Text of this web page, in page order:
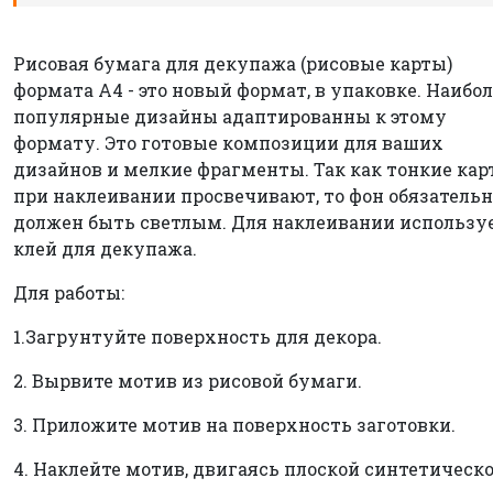
Рисовая бумага для декупажа (рисовые карты)
формата А4 - это новый формат, в упаковке.
популярные дизайны адаптированны к этому
формату. Это готовые композиции для ваших
дизайнов и мелкие фрагменты. Так как тонкие
при наклеивании просвечивают, то фон
должен быть светлым. Для наклеивании
клей для декупажа.
Для работы:
1.Загрунтуйте поверхность для декора.
2. Вырвите мотив из рисовой бумаги.
3. Приложите мотив на поверхность заготовки.
4. Наклейте мотив, двигаясь плоской